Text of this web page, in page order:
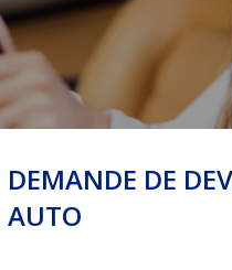
DEMANDE DE
AUTO